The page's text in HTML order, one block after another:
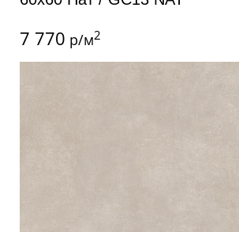
7 770 р/м2